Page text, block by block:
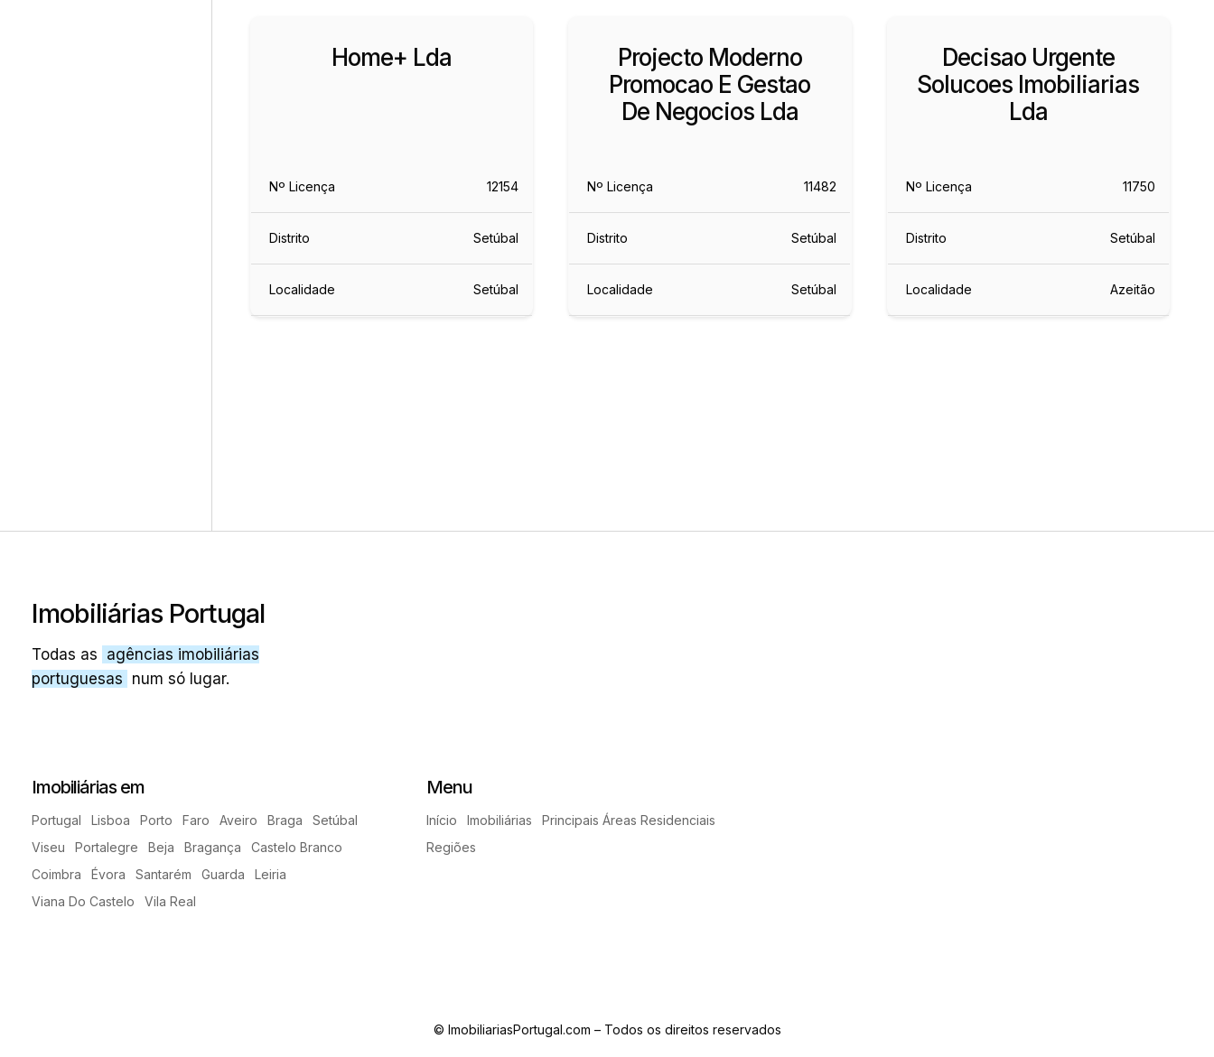
Home+ Lda
Nº Licença 12154
Distrito Setúbal
Localidade Setúbal
Projecto Moderno
Promocao E Gestao
De Negocios Lda
Nº Licença 11482
Distrito Setúbal
Localidade Setúbal
Decisao Urgente
Solucoes Imobiliarias
Lda
Nº Licença 11750
Distrito Setúbal
Localidade Azeitão
Imobiliárias Portugal
Todas as agências imobiliárias
portuguesas num só lugar.
Imobiliárias em
Portugal Lisboa Porto Faro Aveiro Braga
Setúbal
Viseu
Portalegre Beja Bragança
Castelo Branco
Coimbra
Évora Santarém Guarda
Leiria
Viana Do Castelo
Vila Real
Menu
Início Imobiliárias
Principais Áreas Residenciais
Regiões
© ImobiliariasPortugal.com – Todos os direitos reservados